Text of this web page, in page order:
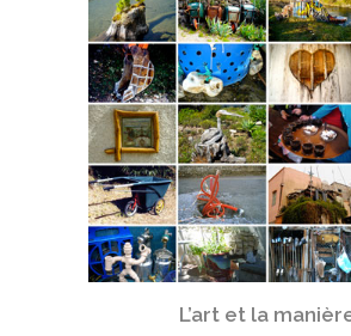
L’art et la